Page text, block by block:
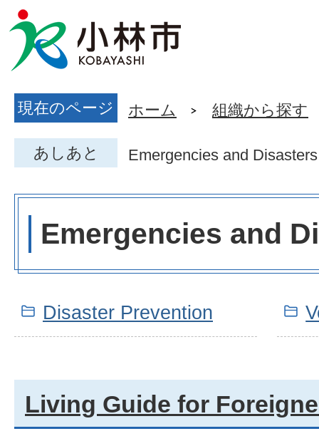
現在のページ ホーム 組織から探す
あしあと Emergencies and Disasters
Emergencies and
Disaster Prevention
Living Guide for